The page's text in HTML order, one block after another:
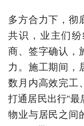
多方合力下，彻
共识，业主们
商、签字确认，
力。施工期间，
数月内高效完工
打通居民出行“最
物业与居民之间